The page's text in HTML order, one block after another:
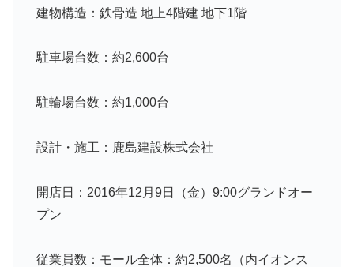
建物構造：鉄骨造 地上4階建 地下1階
駐車場台数：約2,600台
駐輪場台数：約1,000台
設計・施工：鹿島建設株式会社
開店日：2016年12月9日（金）9:00グランドオー
プン
従業員数：モール全体：約2,500名（内イオンス